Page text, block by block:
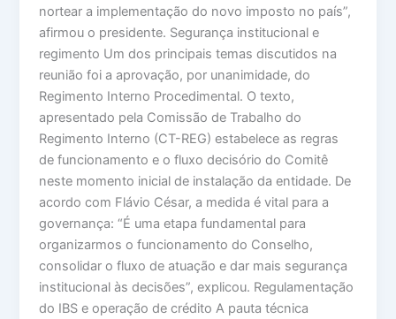
nortear a implementação do novo imposto no país”,
afirmou o presidente. Segurança institucional e
regimento Um dos principais temas discutidos na
reunião foi a aprovação, por unanimidade, do
Regimento Interno Procedimental. O texto,
apresentado pela Comissão de Trabalho do
Regimento Interno (CT-REG) estabelece as regras
de funcionamento e o fluxo decisório do Comitê
neste momento inicial de instalação da entidade. De
acordo com Flávio César, a medida é vital para a
governança: “É uma etapa fundamental para
organizarmos o funcionamento do Conselho,
consolidar o fluxo de atuação e dar mais segurança
institucional às decisões”, explicou. Regulamentação
do IBS e operação de crédito A pauta técnica